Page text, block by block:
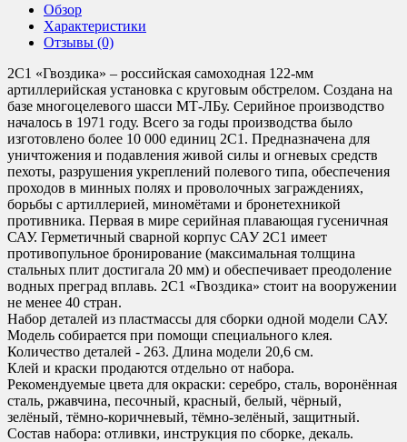
Обзор
Характеристики
Отзывы (0)
2С1 «Гвоздика» – российская самоходная 122-мм
артиллерийская установка с круговым обстрелом. Cоздана на
базе многоцелевого шасси МТ-ЛБу. Серийное производство
началось в 1971 году. Всего за годы производства было
изготовлено более 10 000 единиц 2С1. Предназначена для
уничтожения и подавления живой силы и огневых средств
пехоты, разрушения укреплений полевого типа, обеспечения
проходов в минных полях и проволочных заграждениях,
борьбы с артиллерией, миномётами и бронетехникой
противника. Первая в мире серийная плавающая гусеничная
САУ. Герметичный сварной корпус САУ 2С1 имеет
противопульное бронирование (максимальная толщина
стальных плит достигала 20 мм) и обеспечивает преодоление
водных преград вплавь. 2С1 «Гвоздика» стоит на вооружении
не менее 40 стран.
Набор деталей из пластмассы для сборки одной модели САУ.
Модель собирается при помощи специального клея.
Количество деталей - 263. Длина модели 20,6 см.
Клей и краски продаются отдельно от набора.
Рекомендуемые цвета для окраски: серебро, сталь, воронённая
сталь, ржавчина, песочный, красный, белый, чёрный,
зелёный, тёмно-коричневый, тёмно-зелёный, защитный.
Состав набора: отливки, инструкция по сборке, декаль.